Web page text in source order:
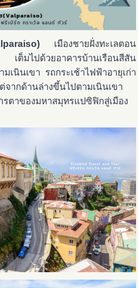
เมืองชายฝั่งทะเลตอน
เต็มไปด้วยอาคารบ้านเรือนสีสัน
เนินเขา รถกระเช้าไฟฟ้าอายุเก่า
จากด้านล่างขึ้นไปตามเนินเขา
ตาของมหาสมุทรแปซิฟิกสู่เมือง